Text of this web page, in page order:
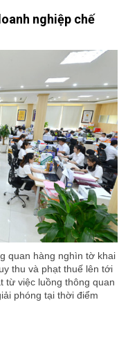
nghiệp chế
quan hàng nghìn tờ khai
thu và phạt thuế lên tới
từ việc luồng thông quan
phóng tại thời điểm